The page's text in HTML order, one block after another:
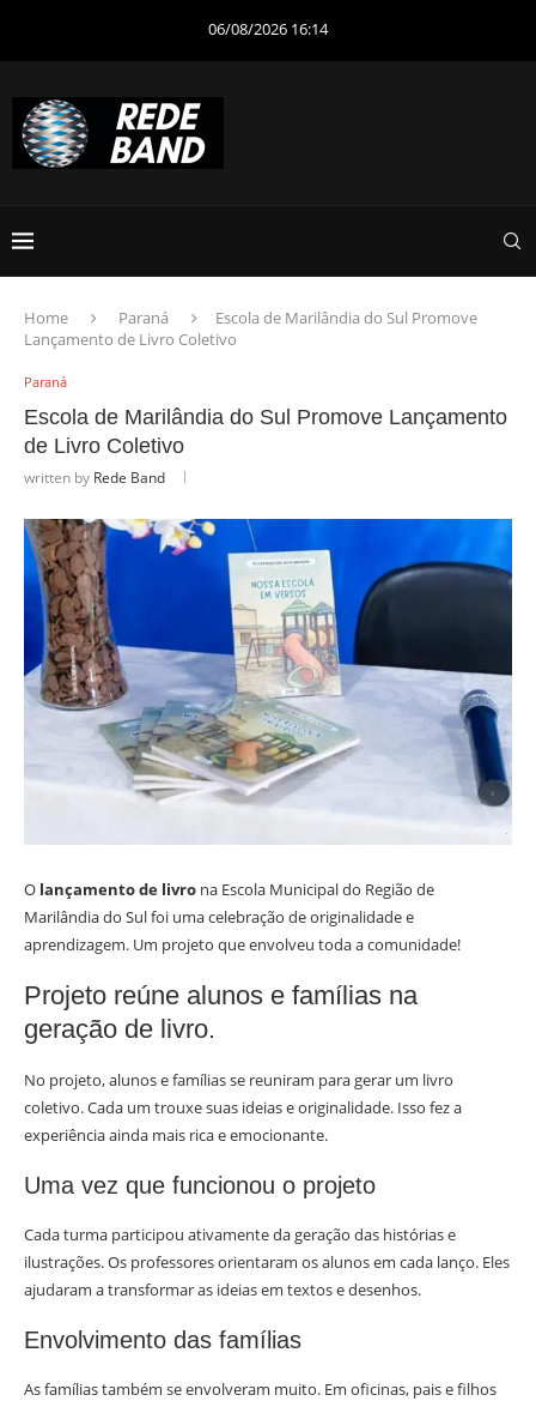
06/08/2026 16:14
Home Paraná
Escola de Marilândia do Sul Promove
Lançamento de Livro Coletivo
Paraná
Escola de Marilândia do Sul Promove Lançamento
de Livro Coletivo
written by Rede Band
O lançamento de livro na Escola Municipal do Região de
Marilândia do Sul foi uma celebração de originalidade e
aprendizagem. Um projeto que envolveu toda a comunidade!
Projeto reúne alunos e famílias na
geração de livro.
No projeto, alunos e famílias se reuniram para gerar um livro
coletivo. Cada um trouxe suas ideias e originalidade. Isso fez a
experiência ainda mais rica e emocionante.
Uma vez que funcionou o projeto
Cada turma participou ativamente da geração das histórias e
ilustrações. Os professores orientaram os alunos em cada lanço. Eles
ajudaram a transformar as ideias em textos e desenhos.
Envolvimento das famílias
As famílias também se envolveram muito. Em oficinas, pais e filhos